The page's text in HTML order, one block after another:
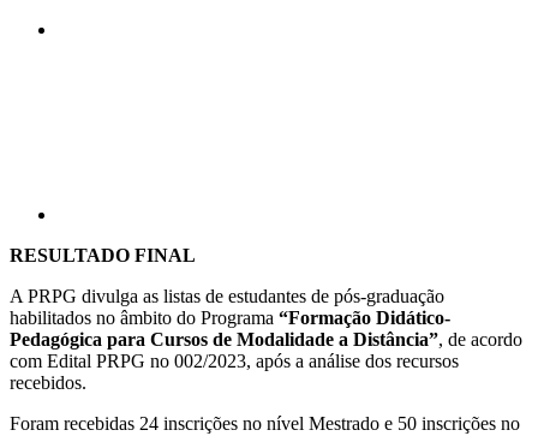
RESULTADO FINAL
A PRPG divulga as listas de estudantes de pós-graduação
habilitados no âmbito do Programa “Formação Didático-
Pedagógica para Cursos de Modalidade a Distância”, de acordo
com Edital PRPG no 002/2023, após a análise dos recursos
recebidos.
Foram recebidas 24 inscrições no nível Mestrado e 50 inscrições no